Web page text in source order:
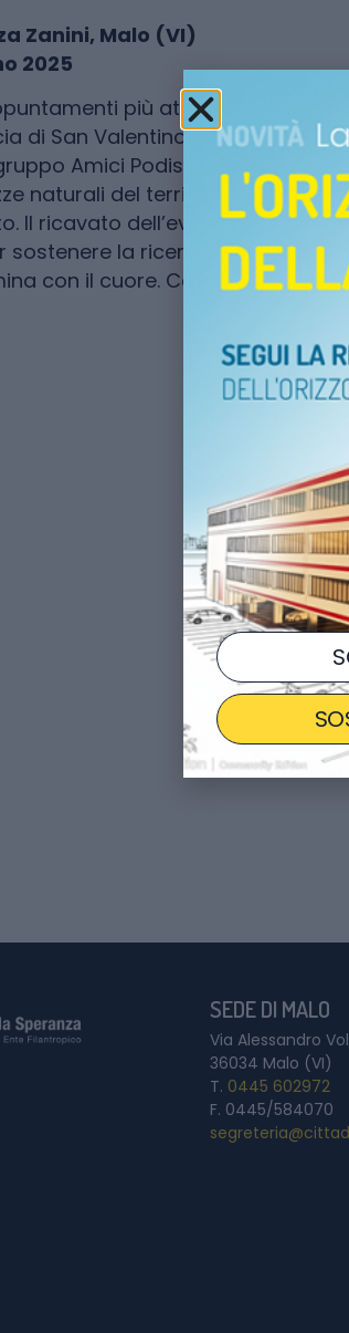
Zanini, Malo (VI)
2025
più attesi dagli amanti
di San Valentino, giunta alla sua
Amici Podisti Malo. Una
naturali del territorio, con
Il ricavato dell’evento sarà
sostenere la ricerca scientifica e
con il cuore. Cammina per la
SEDE DI MALO
Via Alessandro
36034 Malo (VI)
T. 0445 602972
F. 0445/584070